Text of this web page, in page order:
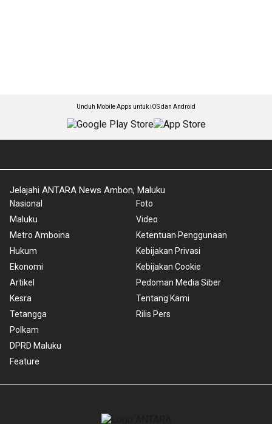
Unduh Mobile Apps untuk iOS dan Android
Jelajahi ANTARA News Ambon, Maluku
Nasional
Maluku
Metro Amboina
Hukum
Ekonomi
Artikel
Kesra
Tetangga
Polkam
DPRD Maluku
Feature
Foto
Video
Ketentuan Penggunaan
Kebijakan Privasi
Kebijakan Cookie
Pedoman Media Siber
Tentang Kami
Rilis Pers